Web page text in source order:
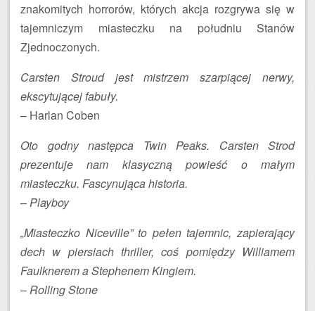
znakomitych horrorów, których akcja rozgrywa się w
tajemniczym miasteczku na południu Stanów
Zjednoczonych.
Carsten Stroud jest mistrzem szarpiącej nerwy,
ekscytującej fabuły.
– Harlan Coben
Oto godny następca Twin Peaks. Carsten Strod
prezentuje nam klasyczną powieść o małym
miasteczku. Fascynująca historia.
–Playboy
„Miasteczko Niceville” to pełen tajemnic, zapierający
dech w piersiach thriller, coś pomiędzy Williamem
Faulknerem a Stephenem Kingiem.
–Rolling Stone